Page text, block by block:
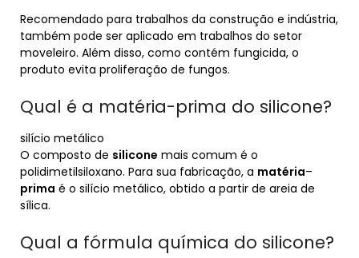
Recomendado para trabalhos da construção e indústria,
também pode ser aplicado em trabalhos do setor
moveleiro. Além disso, como contém fungicida, o
produto evita proliferação de fungos.
Qual é a matéria-prima do silicone?
silício metálico
O composto de silicone mais comum é o
polidimetilsiloxano. Para sua fabricação, a matéria–
prima é o silício metálico, obtido a partir de areia de
sílica.
Qual a fórmula química do silicone?